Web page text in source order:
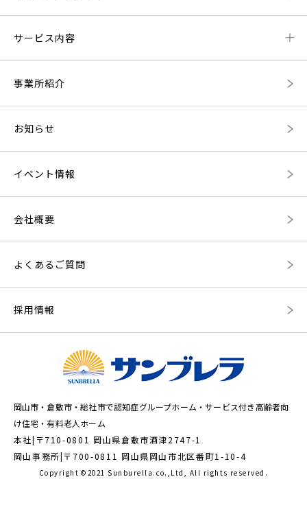
サービス内容
事業所紹介
お知らせ
イベント情報
会社概要
よくあるご質問
採用情報
岡山市・倉敷市・総社市で認知症グループホーム・サービス付き高齢者向
け住宅・有料老人ホーム
本社|〒710-0801 岡山県倉敷市酒津2747-1
岡山事務所|〒700-0811 岡山県岡山市北区番町1-10-4
Copyright ©︎2021 Sunburella.co.,Ltd, All rights reserved.